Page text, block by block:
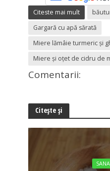
Citeste mai mult
Gargară cu apă sărată
Miere lămâie turmeric şi
Miere şi oţet de cidru de
Comentarii:
Citește și